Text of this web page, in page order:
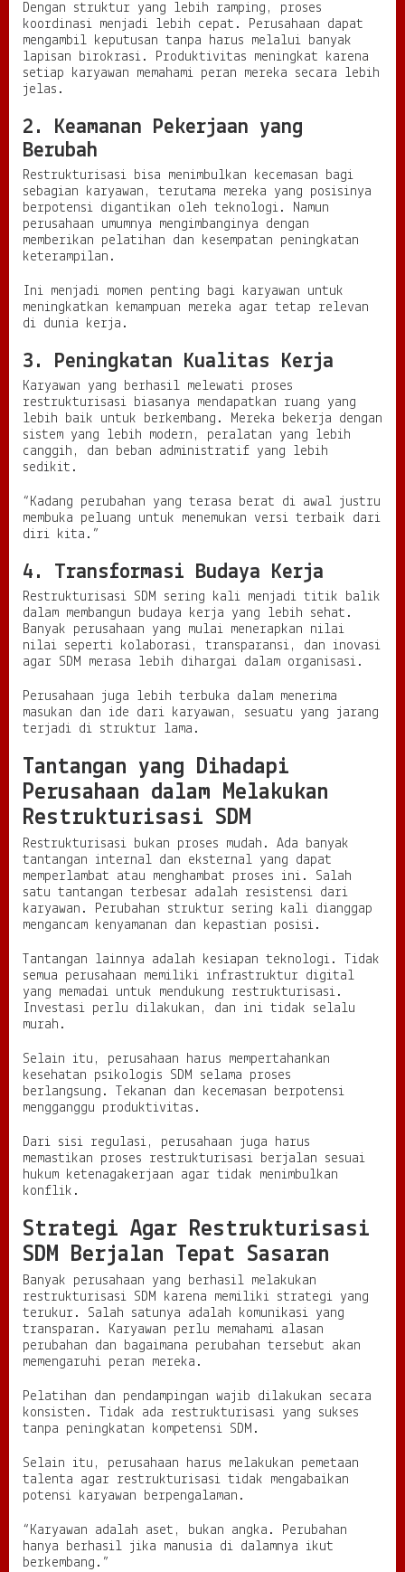
Dengan struktur yang lebih ramping, proses
koordinasi menjadi lebih cepat. Perusahaan dapat
mengambil keputusan tanpa harus melalui banyak
lapisan birokrasi. Produktivitas meningkat karena
setiap karyawan memahami peran mereka secara lebih
jelas.
2. Keamanan Pekerjaan yang
Berubah
Restrukturisasi bisa menimbulkan kecemasan bagi
sebagian karyawan, terutama mereka yang posisinya
berpotensi digantikan oleh teknologi. Namun
perusahaan umumnya mengimbanginya dengan
memberikan pelatihan dan kesempatan peningkatan
keterampilan.
Ini menjadi momen penting bagi karyawan untuk
meningkatkan kemampuan mereka agar tetap relevan
di dunia kerja.
3. Peningkatan Kualitas Kerja
Karyawan yang berhasil melewati proses
restrukturisasi biasanya mendapatkan ruang yang
lebih baik untuk berkembang. Mereka bekerja dengan
sistem yang lebih modern, peralatan yang lebih
canggih, dan beban administratif yang lebih
sedikit.
“Kadang perubahan yang terasa berat di awal justru
membuka peluang untuk menemukan versi terbaik dari
diri kita.”
4. Transformasi Budaya Kerja
Restrukturisasi SDM sering kali menjadi titik balik
dalam membangun budaya kerja yang lebih sehat.
Banyak perusahaan yang mulai menerapkan nilai
nilai seperti kolaborasi, transparansi, dan inovasi
agar SDM merasa lebih dihargai dalam organisasi.
Perusahaan juga lebih terbuka dalam menerima
masukan dan ide dari karyawan, sesuatu yang jarang
terjadi di struktur lama.
Tantangan yang Dihadapi
Perusahaan dalam Melakukan
Restrukturisasi SDM
Restrukturisasi bukan proses mudah. Ada banyak
tantangan internal dan eksternal yang dapat
memperlambat atau menghambat proses ini. Salah
satu tantangan terbesar adalah resistensi dari
karyawan. Perubahan struktur sering kali dianggap
mengancam kenyamanan dan kepastian posisi.
Tantangan lainnya adalah kesiapan teknologi. Tidak
semua perusahaan memiliki infrastruktur digital
yang memadai untuk mendukung restrukturisasi.
Investasi perlu dilakukan, dan ini tidak selalu
murah.
Selain itu, perusahaan harus mempertahankan
kesehatan psikologis SDM selama proses
berlangsung. Tekanan dan kecemasan berpotensi
mengganggu produktivitas.
Dari sisi regulasi, perusahaan juga harus
memastikan proses restrukturisasi berjalan sesuai
hukum ketenagakerjaan agar tidak menimbulkan
konflik.
Strategi Agar Restrukturisasi
SDM Berjalan Tepat Sasaran
Banyak perusahaan yang berhasil melakukan
restrukturisasi SDM karena memiliki strategi yang
terukur. Salah satunya adalah komunikasi yang
transparan. Karyawan perlu memahami alasan
perubahan dan bagaimana perubahan tersebut akan
memengaruhi peran mereka.
Pelatihan dan pendampingan wajib dilakukan secara
konsisten. Tidak ada restrukturisasi yang sukses
tanpa peningkatan kompetensi SDM.
Selain itu, perusahaan harus melakukan pemetaan
talenta agar restrukturisasi tidak mengabaikan
potensi karyawan berpengalaman.
“Karyawan adalah aset, bukan angka. Perubahan
hanya berhasil jika manusia di dalamnya ikut
berkembang.”